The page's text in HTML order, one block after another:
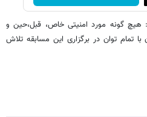
هیچ گونه مورد امنیتی خاص، قبل،حین و
تمام توان در برگزاری این مسابقه تلاش